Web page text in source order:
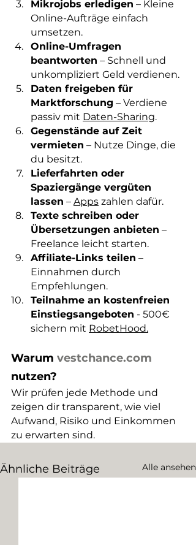
Mikrojobs erledigen – Kleine
Online-Aufträge einfach
umsetzen.
Online-Umfragen
beantworten – Schnell und
unkompliziert Geld verdienen.
Daten freigeben für
Marktforschung – Verdiene
passiv mit Daten-Sharing.
Gegenstände auf Zeit
vermieten – Nutze Dinge, die
du besitzt.
Lieferfahrten oder
Spaziergänge vergüten
lassen – Apps zahlen dafür.
Texte schreiben oder
Übersetzungen anbieten –
Freelance leicht starten.
Affiliate-Links teilen –
Einnahmen durch
Empfehlungen.
Teilnahme an kostenfreien
Einstiegsangeboten - 500€
sichern mit RobetHood.
Warum vestchance.com
nutzen?
Wir prüfen jede Methode und
zeigen dir transparent, wie viel
Aufwand, Risiko und Einkommen
zu erwarten sind.
Ähnliche Beiträge Alle ansehen